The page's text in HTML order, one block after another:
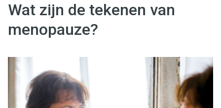
Wat zijn de tekenen van
menopauze?